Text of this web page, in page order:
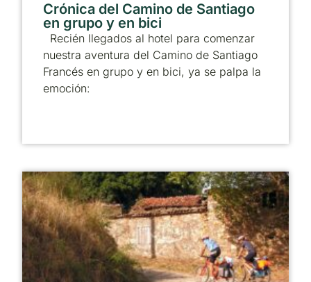
Crónica del Camino de Santiago
en grupo y en bici
Recién llegados al hotel para comenzar
nuestra aventura del Camino de Santiago
Francés en grupo y en bici, ya se palpa la
emoción: